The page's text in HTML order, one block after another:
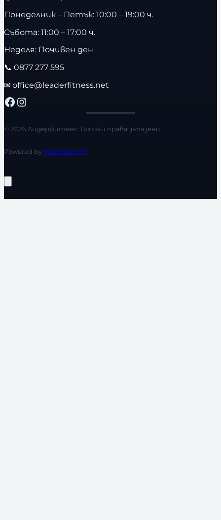
Понеделник – Петък: 10:00 – 19:00 ч.
Събота: 11:00 – 17:00 ч.
Неделя: Почивен ден
📞 0877 277 595
✉ office@leaderfitness.net
Facebook Instagram
© 2026 Лидерфитнес. Всички права запазени.
Powered byWebStation™